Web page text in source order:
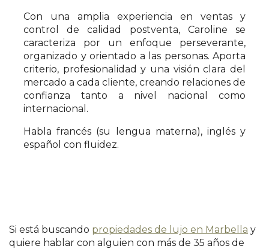
Con una amplia experiencia en ventas y
control de calidad postventa, Caroline se
caracteriza por un enfoque perseverante,
organizado y orientado a las personas. Aporta
criterio, profesionalidad y una visión clara del
mercado a cada cliente, creando relaciones de
confianza tanto a nivel nacional como
internacional.
Habla francés (su lengua materna), inglés y
español con fluidez.
Si está buscando propiedades de lujo en Marbella y
quiere hablar con alguien con más de 35 años de